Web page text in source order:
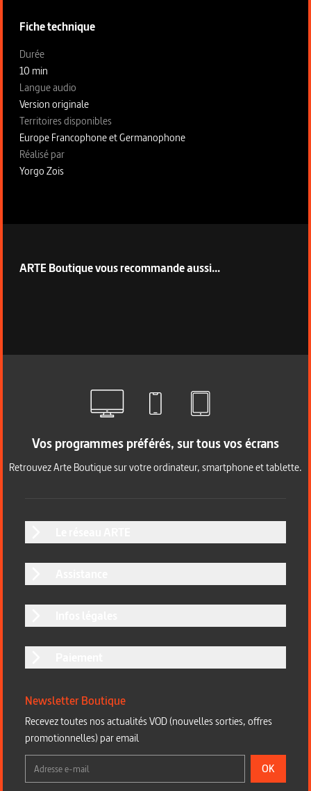
Fiche technique
Fiche technique section gauche
Durée
10 min
Langue audio
Version originale
Territoires disponibles
Europe Francophone et Germanophone
Fiche technique section droite
Réalisé par
Yorgo Zois
ARTE Boutique vous recommande aussi...
Vos programmes préférés, sur tous vos écrans
Retrouvez Arte Boutique sur votre ordinateur, smartphone et tablette.
Newsletter Boutique
Recevez toutes nos actualités VOD (nouvelles sorties, offres
promotionnelles) par email
OK